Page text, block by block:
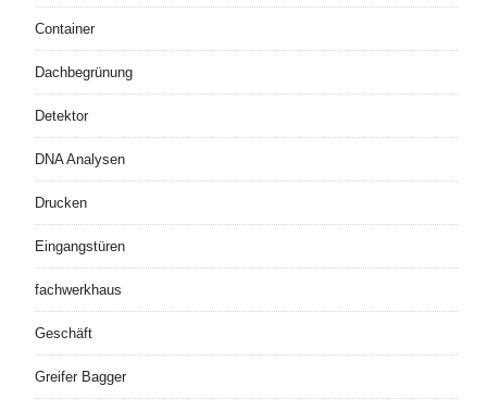
Container
Dachbegrünung
Detektor
DNA Analysen
Drucken
Eingangstüren
fachwerkhaus
Geschäft
Greifer Bagger